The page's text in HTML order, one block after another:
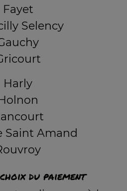
Fayet
Selency
Harly
Saint Amand
du paiement